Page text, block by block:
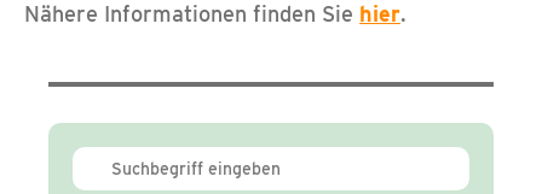
Nähere Informationen finden Sie hier.